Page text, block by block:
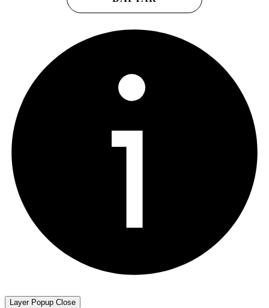
Layer Popup Close